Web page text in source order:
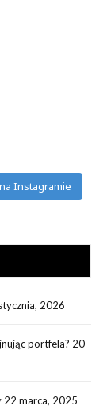
Instagramie
2026
portfela? 20
22 marca, 2025